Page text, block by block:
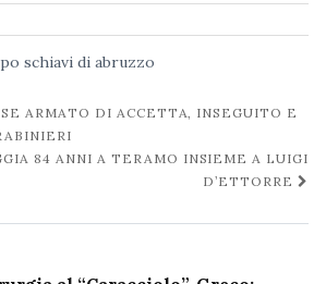
schiavi di abruzzo
ARMATO DI ACCETTA, INSEGUITO E
84 ANNI A TERAMO INSIEME A LUIGI
D’ETTORRE